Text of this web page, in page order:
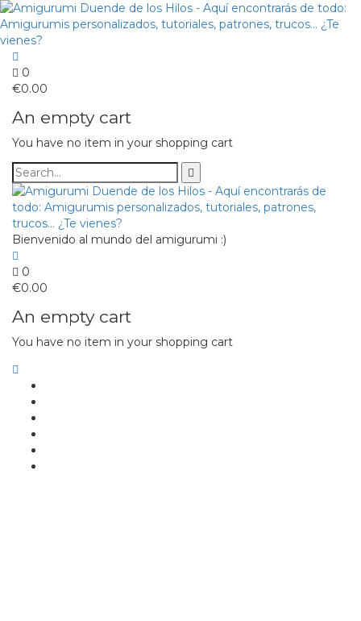
0
€0.00
An empty cart
You have no item in your shopping cart
Bienvenido al mundo del amigurumi :)
0
€0.00
An empty cart
You have no item in your shopping cart